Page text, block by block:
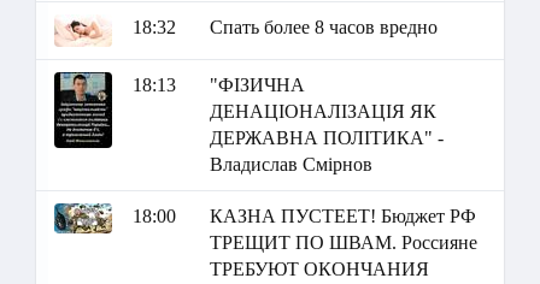
18:32 Спать более 8 часов вредно
18:13
"ФІЗИЧНА
ДЕНАЦІОНАЛІЗАЦІЯ ЯК
ДЕРЖАВНА ПОЛІТИКА" -
Владислав Смірнов
18:00
КАЗНА ПУСТЕЕТ! Бюджет РФ
ТРЕЩИТ ПО ШВАМ. Россияне
ТРЕБУЮТ ОКОНЧАНИЯ